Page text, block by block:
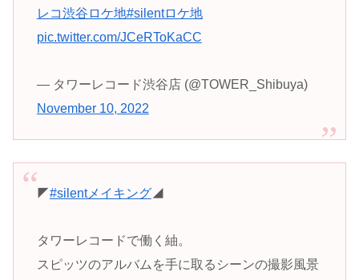
レコ渋谷ロケ地#silentロケ地
pic.twitter.com/JCeRToKaCC
— タワーレコード渋谷店 (@TOWER_Shibuya)
November 10, 2022
◤#silentメイキング◢
タワーレコードで働く紬。
スピッツのアルバムを手に取るシーンの撮影風景